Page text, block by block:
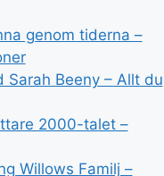
genom tiderna –
Sarah Beeny – Allt du
2000-talet –
Willows Familj –